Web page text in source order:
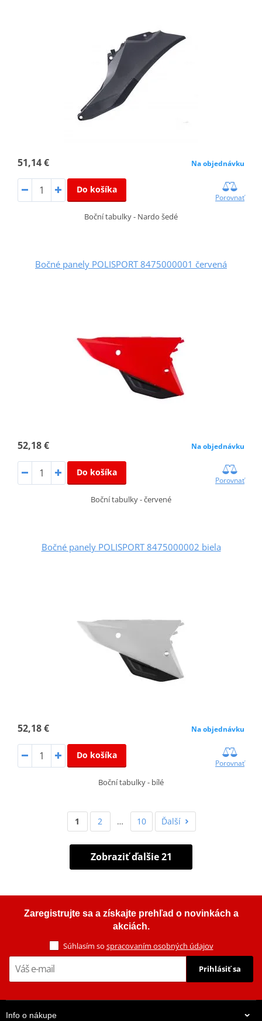
51,14 € Na objednávku
Do košíka
Porovnať
Boční tabulky - Nardo šedé
Bočné panely POLISPORT 8475000001 červená
52,18 € Na objednávku
Do košíka
Porovnať
Boční tabulky - červené
Bočné panely POLISPORT 8475000002 biela
52,18 € Na objednávku
Do košíka
Porovnať
Boční tabulky - bílé
1 2 … 10 Ďalší
Zobraziť ďalšie 21
Zaregistrujte sa a získajte prehľad o novinkách a
akciách.
Súhlasím so spracovaním osobných údajov
Prihlásiť sa
Info o nákupe